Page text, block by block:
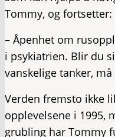
Tommy, og fortsetter:
– Åpenhet om
i psykiatrien. Blir du
vanskelige tanker,
Verden fremsto ikke
opplevelsene i 1995,
grubling har Tommy